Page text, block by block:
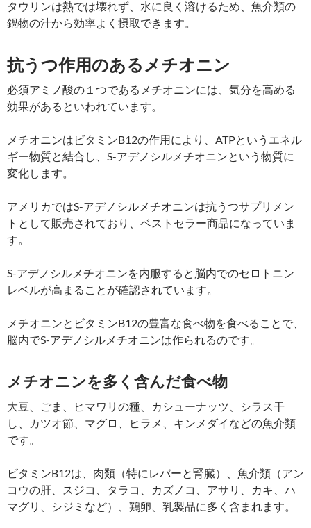
タウリンは熱では壊れず、水に良く溶けるため、魚介類の
鍋物の汁から効率よく摂取できます。
抗うつ作用のあるメチオニン
必須アミノ酸の１つであるメチオニンには、気分を高める
効果があるといわれています。
メチオニンはビタミンB12の作用により、ATPというエネル
ギー物質と結合し、S-アデノシルメチオニンという物質に
変化します。
アメリカではS-アデノシルメチオニンは抗うつサプリメン
トとして販売されており、ベストセラー商品になっていま
す。
S-アデノシルメチオニンを内服すると脳内でのセロトニン
レベルが高まることが確認されています。
メチオニンとビタミンB12の豊富な食べ物を食べることで、
脳内でS-アデノシルメチオニンは作られるのです。
メチオニンを多く含んだ食べ物
大豆、ごま、ヒマワリの種、カシューナッツ、シラス干
し、カツオ節、マグロ、ヒラメ、キンメダイなどの魚介類
です。
ビタミンB12は、肉類（特にレバーと腎臓）、魚介類（アン
コウの肝、スジコ、タラコ、カズノコ、アサリ、カキ、ハ
マグリ、シジミなど）、鶏卵、乳製品に多く含まれます。